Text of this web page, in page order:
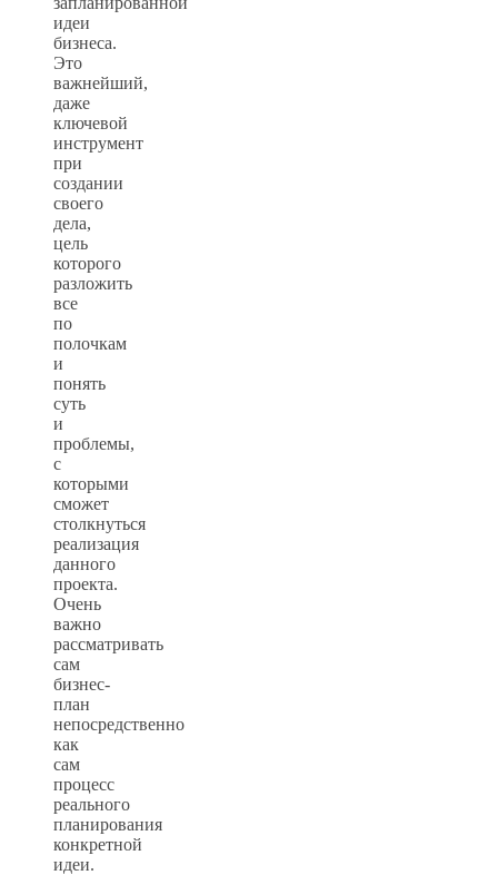
идеи
бизнеса.
Это
важнейший,
даже
ключевой
инструмент
при
создании
своего
дела,
цель
которого
разложить
все
по
полочкам
и
понять
суть
и
проблемы,
с
которыми
сможет
столкнуться
реализация
данного
проекта.
Очень
важно
рассматривать
сам
бизнес-
план
непосредственно
как
сам
процесс
реального
планирования
конкретной
идеи.